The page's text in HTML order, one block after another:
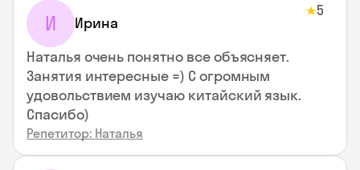
И Ирина
★5
Наталья очень понятно все объясняет.
Занятия интересные =) С огромным
удовольствием изучаю китайский язык.
Спасибо)
Репетитор: Наталья